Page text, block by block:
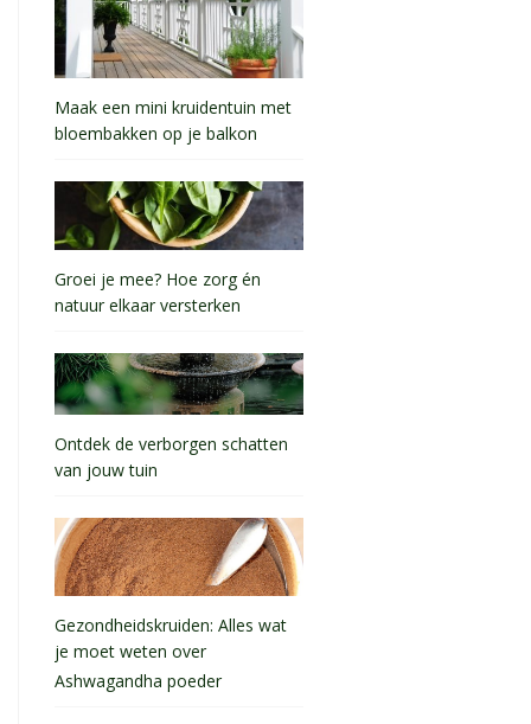
Maak een mini kruidentuin met
bloembakken op je balkon
Groei je mee? Hoe zorg én
natuur elkaar versterken
Ontdek de verborgen schatten
van jouw tuin
Gezondheidskruiden: Alles wat
je moet weten over
Ashwagandha poeder